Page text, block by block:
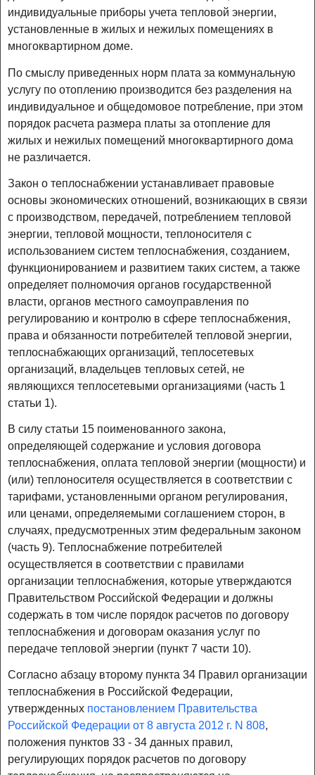
индивидуальные приборы учета тепловой энергии,
установленные в жилых и нежилых помещениях в
многоквартирном доме.
По смыслу приведенных норм плата за коммунальную
услугу по отоплению производится без разделения на
индивидуальное и общедомовое потребление, при этом
порядок расчета размера платы за отопление для
жилых и нежилых помещений многоквартирного дома
не различается.
Закон о теплоснабжении устанавливает правовые
основы экономических отношений, возникающих в связи
с производством, передачей, потреблением тепловой
энергии, тепловой мощности, теплоносителя с
использованием систем теплоснабжения, созданием,
функционированием и развитием таких систем, а также
определяет полномочия органов государственной
власти, органов местного самоуправления по
регулированию и контролю в сфере теплоснабжения,
права и обязанности потребителей тепловой энергии,
теплоснабжающих организаций, теплосетевых
организаций, владельцев тепловых сетей, не
являющихся теплосетевыми организациями (часть 1
статьи 1).
В силу статьи 15 поименованного закона,
определяющей содержание и условия договора
теплоснабжения, оплата тепловой энергии (мощности) и
(или) теплоносителя осуществляется в соответствии с
тарифами, установленными органом регулирования,
или ценами, определяемыми соглашением сторон, в
случаях, предусмотренных этим федеральным законом
(часть 9). Теплоснабжение потребителей
осуществляется в соответствии с правилами
организации теплоснабжения, которые утверждаются
Правительством Российской Федерации и должны
содержать в том числе порядок расчетов по договору
теплоснабжения и договорам оказания услуг по
передаче тепловой энергии (пункт 7 части 10).
Согласно абзацу второму пункта 34 Правил организации
теплоснабжения в Российской Федерации,
утвержденных постановлением Правительства
Российской Федерации от 8 августа 2012 г. N 808,
положения пунктов 33 - 34 данных правил,
регулирующих порядок расчетов по договору